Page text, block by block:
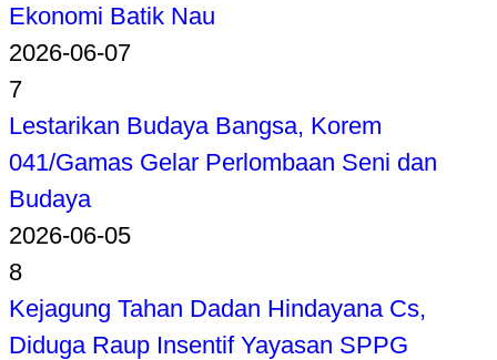
Ekonomi Batik Nau
2026-06-07
7
Lestarikan Budaya Bangsa, Korem
041/Gamas Gelar Perlombaan Seni dan
Budaya
2026-06-05
8
Kejagung Tahan Dadan Hindayana Cs,
Diduga Raup Insentif Yayasan SPPG